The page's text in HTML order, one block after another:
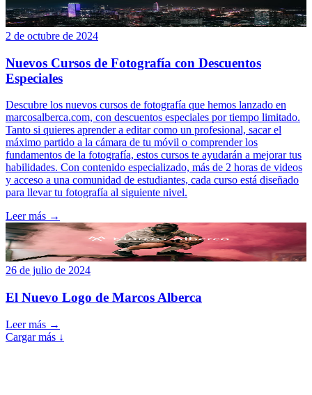
2 de octubre de 2024
Nuevos Cursos de Fotografía con Descuentos
Especiales
Descubre los nuevos cursos de fotografía que hemos lanzado en
marcosalberca.com, con descuentos especiales por tiempo limitado.
Tanto si quieres aprender a editar como un profesional, sacar el
máximo partido a la cámara de tu móvil o comprender los
fundamentos de la fotografía, estos cursos te ayudarán a mejorar tus
habilidades. Con contenido especializado, más de 2 horas de videos
y acceso a una comunidad de estudiantes, cada curso está diseñado
para llevar tu fotografía al siguiente nivel.
Leer más →
26 de julio de 2024
El Nuevo Logo de Marcos Alberca
Leer más →
Cargar más ↓